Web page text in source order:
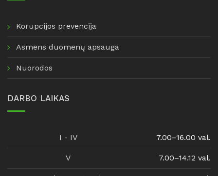
Korupcijos prevencija
Asmens duomenų apsauga
Nuorodos
DARBO LAIKAS
I - IV 7.00–16.00 val.
V 7.00–14.12 val.